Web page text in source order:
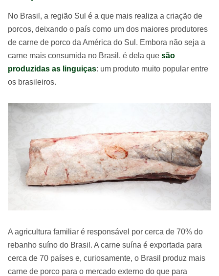
No Brasil, a região Sul é a que mais realiza a criação de
porcos, deixando o país como um dos maiores produtores
de carne de porco da América do Sul. Embora não seja a
carne mais consumida no Brasil, é dela que são
produzidas as linguiças: um produto muito popular entre
os brasileiros.
A agricultura familiar é responsável por cerca de 70% do
rebanho suíno do Brasil. A carne suína é exportada para
cerca de 70 países e, curiosamente, o Brasil produz mais
carne de porco para o mercado externo do que para